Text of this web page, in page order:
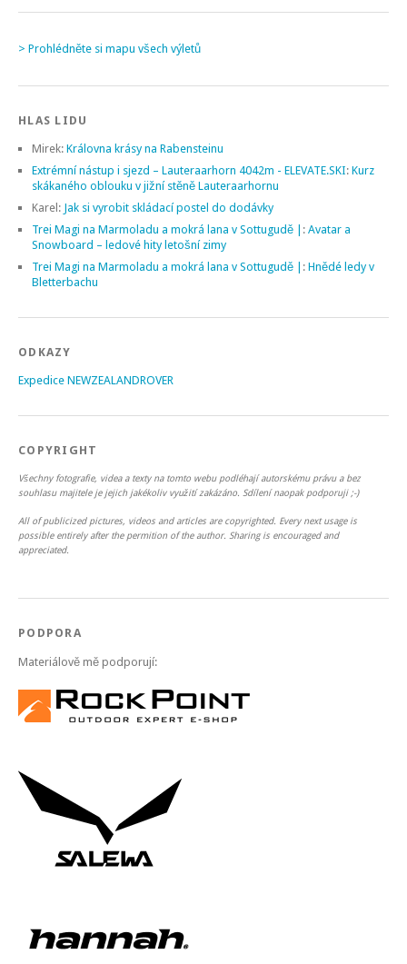
> Prohlédněte si mapu všech výletů
HLAS LIDU
Mirek: Královna krásy na Rabensteinu
Extrémní nástup i sjezd – Lauteraarhorn 4042m - ELEVATE.SKI: Kurz
skákaného oblouku v jižní stěně Lauteraarhornu
Karel: Jak si vyrobit skládací postel do dodávky
Trei Magi na Marmoladu a mokrá lana v Sottugudě | : Avatar a
Snowboard – ledové hity letošní zimy
Trei Magi na Marmoladu a mokrá lana v Sottugudě | : Hnědé ledy v
Bletterbachu
ODKAZY
Expedice NEWZEALANDROVER
COPYRIGHT
Všechny fotografie, videa a texty na tomto webu podléhají autorskému právu a bez
souhlasu majitele je jejich jakékoliv využití zakázáno. Sdílení naopak podporuji ;-)
All of publicized pictures, videos and articles are copyrighted. Every next usage is
possible entirely after the permition of the author. Sharing is encouraged and
appreciated.
PODPORA
Materiálově mě podporují: